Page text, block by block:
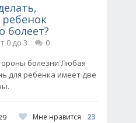
ребенок
болеет?
0 до 3
0
болезни Любая
для ребенка имеет две
Мне нравится
23